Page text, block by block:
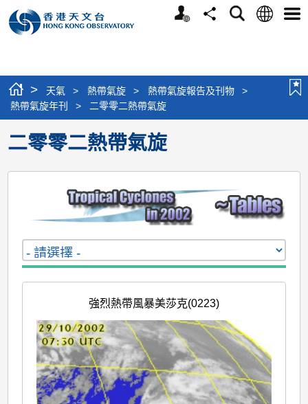
個
分
搜
語
選
> 天氣 > 熱帶氣旋 > 熱帶氣旋報告及刊物
>
熱帶氣旋年刊
> 二零零二熱帶氣旋
二零零二熱帶氣旋
強烈熱帶風暴美莎克(0223)